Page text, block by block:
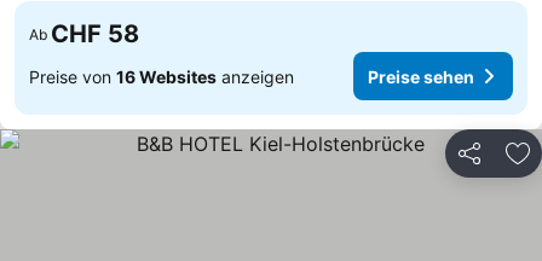
Ab CHF 58
Preise von 16 Websites anzeigen Preise sehen
Teilen